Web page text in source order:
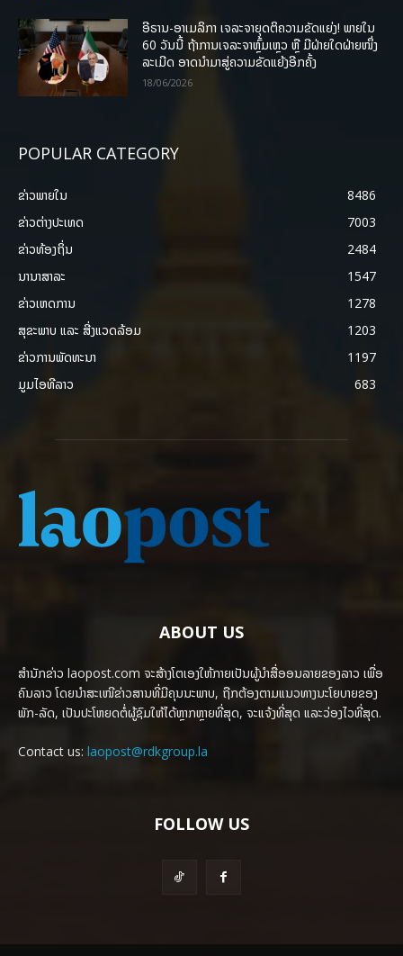
ອີຣານ-ອາເມລິກາ ເຈລະຈາຍຸດຕິຄວາມຂັດແຍ່ງ! ພາຍໃນ
60 ວັນນີ້ ຖ້າການເຈລະຈາຫຼົ້ມເຫຼວ ຫຼື ມີຝ່າຍໃດຝ່າຍໜຶ່ງ
ລະເມີດ ອາດນໍາມາສູ່ຄວາມຂັດແຍ້ງອີກຄັ້ງ
18/06/2026
POPULAR CATEGORY
ຂ່າວພາຍ​ໃນ
8486
ຂ່າວຕ່າງປະເທດ
7003
ຂ່າວທ້ອງຖິ່ນ
2484
ນານາສາລະ
1547
ຂ່າວເຫດການ
1278
ສຸຂະພາບ ແລະ ສີ່ງແວດລ້ອມ
1203
ຂ່າວການພັດທະນາ
1197
ມູມໄອທີລາວ
683
ABOUT US
ສຳນັກຂ່າວ laopost.com ຈະສ້າງໂຕເອງໃຫ້ກາຍເປັນຜູ້ນຳສື່ອອນລາຍຂອງລາວ ເພື່ອ
ຄົນລາວ ໂດຍນຳສະເໜີຂ່າວສານທີ່ມີຄຸນນະພາບ, ຖືກຕ້ອງຕາມແນວທາງນະໂຍບາຍຂອງ
ພັກ-ລັດ, ເປັນປະໂຫຍດຕໍ່ຜູ້ຊົມໃຫ້ໄດ້ຫຼາກຫຼາຍທີ່ສຸດ, ຈະແຈ້ງທີ່ສຸດ ແລະວ່ອງໄວທີ່ສຸດ.
Contact us: laopost@rdkgroup.la
FOLLOW US